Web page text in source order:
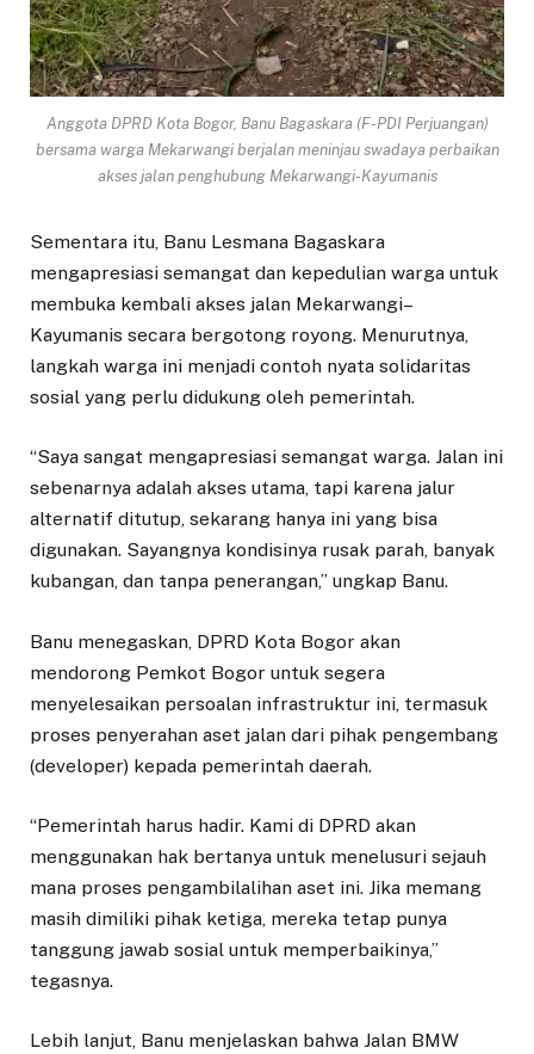
Anggota DPRD Kota Bogor, Banu Bagaskara (F-PDI Perjuangan)
bersama warga Mekarwangi berjalan meninjau swadaya perbaikan
akses jalan penghubung Mekarwangi-Kayumanis
Sementara itu, Banu Lesmana Bagaskara
mengapresiasi semangat dan kepedulian warga untuk
membuka kembali akses jalan Mekarwangi–
Kayumanis secara bergotong royong. Menurutnya,
langkah warga ini menjadi contoh nyata solidaritas
sosial yang perlu didukung oleh pemerintah.
“Saya sangat mengapresiasi semangat warga. Jalan ini
sebenarnya adalah akses utama, tapi karena jalur
alternatif ditutup, sekarang hanya ini yang bisa
digunakan. Sayangnya kondisinya rusak parah, banyak
kubangan, dan tanpa penerangan,” ungkap Banu.
Banu menegaskan, DPRD Kota Bogor akan
mendorong Pemkot Bogor untuk segera
menyelesaikan persoalan infrastruktur ini, termasuk
proses penyerahan aset jalan dari pihak pengembang
(developer) kepada pemerintah daerah.
“Pemerintah harus hadir. Kami di DPRD akan
menggunakan hak bertanya untuk menelusuri sejauh
mana proses pengambilalihan aset ini. Jika memang
masih dimiliki pihak ketiga, mereka tetap punya
tanggung jawab sosial untuk memperbaikinya,”
tegasnya.
Lebih lanjut, Banu menjelaskan bahwa Jalan BMW